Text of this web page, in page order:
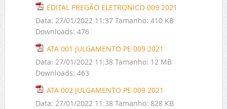
EDITAL PREGÃO ELETRONICO 009 2021
Data: 27/01/2022 11:37 Tamanho: 410 KB
Downloads: 476
ATA 001 JULGAMENTO PE 009 2021
Data: 27/01/2022 11:38 Tamanho: 12 MB
Downloads: 463
ATA 002 JULGAMENTO PE 009 2021
Data: 27/01/2022 11:38 Tamanho: 828 KB